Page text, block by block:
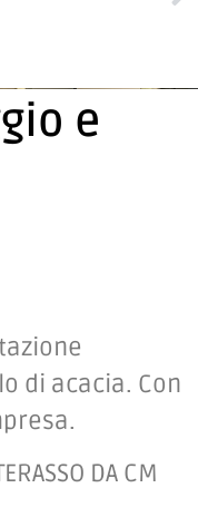
e
di acacia. Con
DA CM